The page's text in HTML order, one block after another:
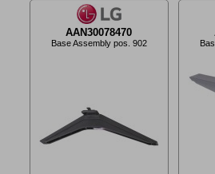
AAN30078470
Base Assembly pos. 902